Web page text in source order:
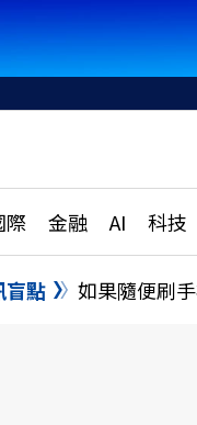
際 金融 AI 科技
國際
盲點 如果隨便刷